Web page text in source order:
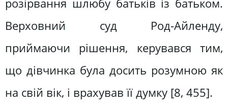
Верховний суд Род-Айленду,
приймаючи рішення, керувався тим,
що дівчинка була досить розумною як
на свій вік, і врахував її думку [8, 455].